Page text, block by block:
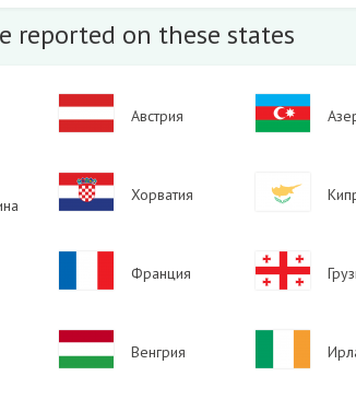
reported on these states
Image
Австрия
Image
Image
Хорватия
Image
Франция
Image
Image
Венгрия